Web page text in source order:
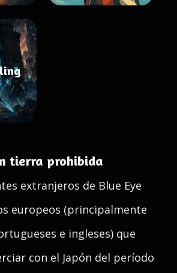
tierra prohibida
extranjeros de Blue Eye
europeos (principalmente
e ingleses) que
con el Japón del período